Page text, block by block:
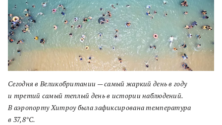
Сегодня в Великобритании — самый жаркий день в году
и третий самый теплый день в истории наблюдений.
В аэропорту Хитроу была зафиксирована температура
в 37,8°C.